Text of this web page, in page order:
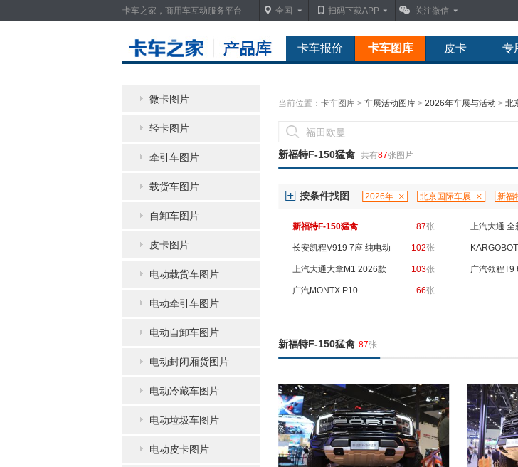
卡车之家，商用车互动服务平台 全国 扫码下载APP 关注微信
卡车报价 卡车图库 皮卡 专
微卡图片
轻卡图片
牵引车图片
载货车图片
自卸车图片
皮卡图片
电动载货车图片
电动牵引车图片
电动自卸车图片
电动封闭厢货图片
电动冷藏车图片
电动垃圾车图片
电动皮卡图片
当前位置：卡车图库 >车展活动图库 >2026年车展与活动 >北
新福特F-150猛禽 共有87张图片
按条件找图 2026年 北京国际车展 新福
新福特F-150猛禽 87张 上汽大通 全
长安凯程V919 7座 纯电动
轻客
102张
机器人
上汽大通大拿M1 2026款
高顶 7座纯电动轻客
103张 广汽领程T9
广汽MONTX P10 66张
新福特F-150猛禽 87张